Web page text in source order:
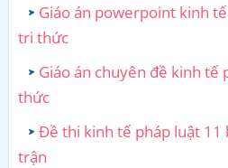
Giáo án powerpoint kinh
tri thức
Giáo án chuyên đề kinh tế
thức
Đề thi kinh tế pháp luật 11
trận